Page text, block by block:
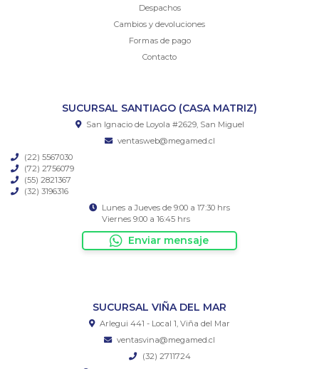
Despachos
Cambios y devoluciones
Formas de pago
Contacto
SUCURSAL SANTIAGO (CASA MATRIZ)
San Ignacio de Loyola #2629, San Miguel
ventasweb@megamed.cl
(22) 5567030
(72) 2756079
(55) 2821367
(32) 3196316
Lunes a Jueves de 9:00 a 17:30 hrs
Viernes 9:00 a 16:45 hrs
Enviar mensaje
SUCURSAL VIÑA DEL MAR
Arlegui 441 - Local 1, Viña del Mar
ventasvina@megamed.cl
(32) 2711724